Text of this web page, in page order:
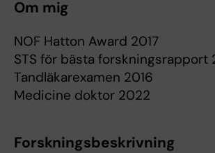
Om mig
NOF Hatton Award 2017
STS för bästa forskningsrapport
Tandläkarexamen 2016
Medicine doktor 2022
Forskningsbeskrivning